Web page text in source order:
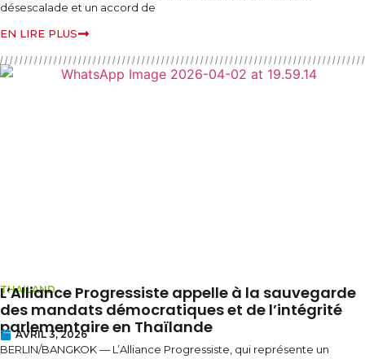
désescalade et un accord de
EN LIRE PLUS
THAILAND
L’Alliance Progressiste appelle à la sauvegarde
des mandats démocratiques et de l’intégrité
parlementaire en Thaïlande
AVRIL 3, 2026
BERLIN/BANGKOK — L’Alliance Progressiste, qui représente un